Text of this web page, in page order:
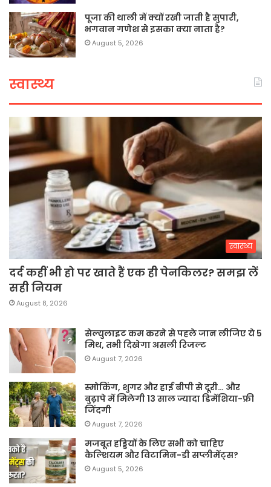
पूजा की थाली में क्यों रखी जाती है सुपारी,
भगवान गणेश से इसका क्या नाता है?
August 5, 2026
स्वास्थ्य
स्वास्थ्य
दर्द कहीं भी हो पर खाते हैं एक ही पेनकिलर? समझ लें
सही नियम
August 8, 2026
सेल्युलाइट कम करने से पहले जान लीजिए ये 5
मिथ, तभी दिखेगा असली रिजल्ट
August 7, 2026
स्मोकिंग, शुगर और हाई बीपी से दूरी… और
बुढ़ापे में मिलेगी 13 साल ज्यादा डिमेंशिया-फ्री
जिंदगी
August 7, 2026
मजबूत हड्डियों के लिए सभी को चाहिए
कैल्शियम और विटामिन-डी सप्लीमेंट्स?
August 5, 2026